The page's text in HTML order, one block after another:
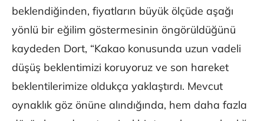
beklendiğinden, fiyatların büyük ölçüde aşağı
yönlü bir eğilim göstermesinin öngörüldüğünü
kaydeden Dort, “Kakao konusunda uzun vadeli
düşüş beklentimizi koruyoruz ve son hareket
beklentilerimize oldukça yaklaştırdı. Mevcut
oynaklık göz önüne alındığında, hem daha fazla